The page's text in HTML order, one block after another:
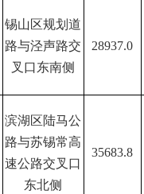
锡山区规划道
路与泾声路交
叉口东南侧
28937.0
滨湖区陆马公
路与苏锡常高
速公路交叉口
东北侧
35683.8